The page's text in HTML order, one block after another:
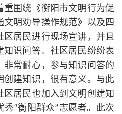
重围绕《衡阳市文明行为促
明劝导操作规范》以及四
区居民进行现场宣讲，并且
知识问答。社区居民纷纷表
非常耐心，参与知识问答的
创建知识，很有意义。与此
区居民也加入到文明创建知
“衡阳群众”志愿者。此次